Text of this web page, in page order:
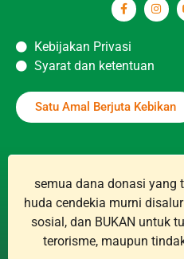
Kebijakan Privasi
Syarat dan ketentuan
Satu Amal Berjuta Kebikan
semua dana donasi yang
huda cendekia murni
sosial, dan BUKAN untuk
terorisme, maupun